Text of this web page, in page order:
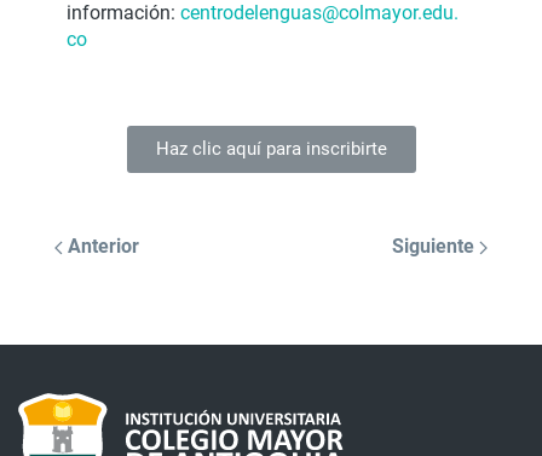
información: centrodelenguas@colmayor.edu.
co
Haz clic aquí para inscribirte
Anterior Siguiente